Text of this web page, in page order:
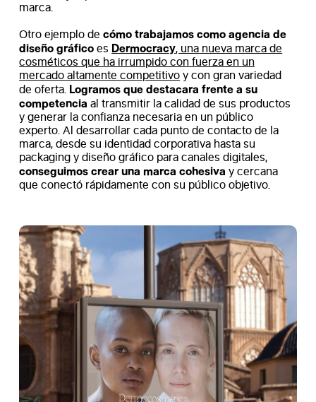
marca.
Otro ejemplo decómo trabajamos como agencia de
diseño gráfico es Dermocracy, una nueva marca de
cosméticos que ha irrumpido con fuerza en un
mercado altamente competitivo y con gran variedad
de oferta. Logramos que destacara frente a su
competencia al transmitir la calidad de sus productos
y generar la confianza necesaria en un público
experto. Al desarrollar cada punto de contacto de la
marca, desde su identidad corporativa hasta su
packaging y diseño gráfico para canales digitales,
conseguimos crear una marca cohesiva y cercana
que conectó rápidamente con su público objetivo.